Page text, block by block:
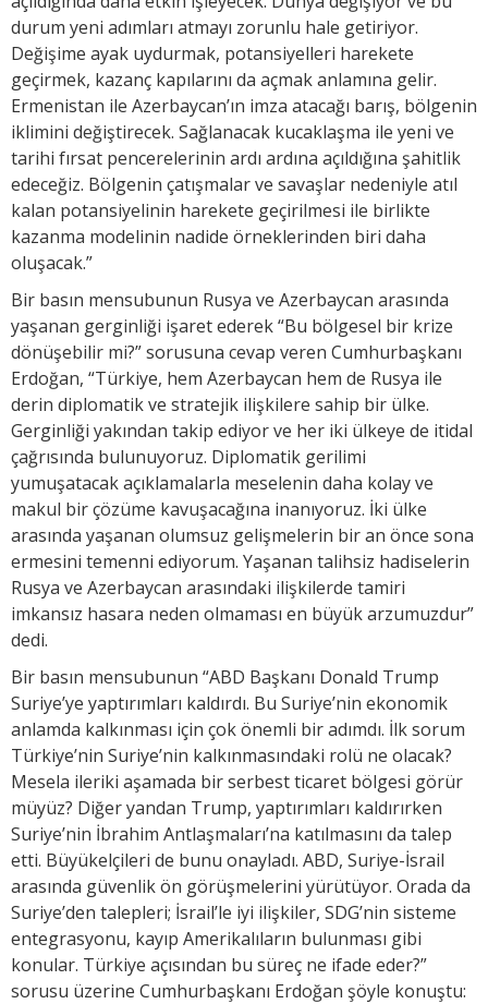
durum yeni adımları atmayı zorunlu hale getiriyor.
Değişime ayak uydurmak, potansiyelleri harekete
geçirmek, kazanç kapılarını da açmak anlamına gelir.
Ermenistan ile Azerbaycan’ın imza atacağı barış, bölgenin
iklimini değiştirecek. Sağlanacak kucaklaşma ile yeni ve
tarihi fırsat pencerelerinin ardı ardına açıldığına şahitlik
edeceğiz. Bölgenin çatışmalar ve savaşlar nedeniyle atıl
kalan potansiyelinin harekete geçirilmesi ile birlikte
kazanma modelinin nadide örneklerinden biri daha
oluşacak.”
Bir basın mensubunun Rusya ve Azerbaycan arasında
yaşanan gerginliği işaret ederek “Bu bölgesel bir krize
dönüşebilir mi?” sorusuna cevap veren Cumhurbaşkanı
Erdoğan, “Türkiye, hem Azerbaycan hem de Rusya ile
derin diplomatik ve stratejik ilişkilere sahip bir ülke.
Gerginliği yakından takip ediyor ve her iki ülkeye de itidal
çağrısında bulunuyoruz. Diplomatik gerilimi
yumuşatacak açıklamalarla meselenin daha kolay ve
makul bir çözüme kavuşacağına inanıyoruz. İki ülke
arasında yaşanan olumsuz gelişmelerin bir an önce sona
ermesini temenni ediyorum. Yaşanan talihsiz hadiselerin
Rusya ve Azerbaycan arasındaki ilişkilerde tamiri
imkansız hasara neden olmaması en büyük arzumuzdur”
dedi.
Bir basın mensubunun “ABD Başkanı Donald Trump
Suriye’ye yaptırımları kaldırdı. Bu Suriye’nin ekonomik
anlamda kalkınması için çok önemli bir adımdı. İlk sorum
Türkiye’nin Suriye’nin kalkınmasındaki rolü ne olacak?
Mesela ileriki aşamada bir serbest ticaret bölgesi görür
müyüz? Diğer yandan Trump, yaptırımları kaldırırken
Suriye’nin İbrahim Antlaşmaları’na katılmasını da talep
etti. Büyükelçileri de bunu onayladı. ABD, Suriye-İsrail
arasında güvenlik ön görüşmelerini yürütüyor. Orada da
Suriye’den talepleri; İsrail’le iyi ilişkiler, SDG’nin sisteme
entegrasyonu, kayıp Amerikalıların bulunması gibi
konular. Türkiye açısından bu süreç ne ifade eder?”
sorusu üzerine Cumhurbaşkanı Erdoğan şöyle konuştu: